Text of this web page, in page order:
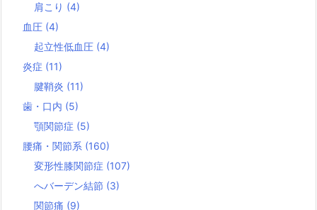
肩こり (4)
血圧 (4)
起立性低血圧 (4)
炎症 (11)
腱鞘炎 (11)
歯・口内 (5)
顎関節症 (5)
腰痛・関節系 (160)
変形性膝関節症 (107)
へバーデン結節 (3)
関節痛 (9)